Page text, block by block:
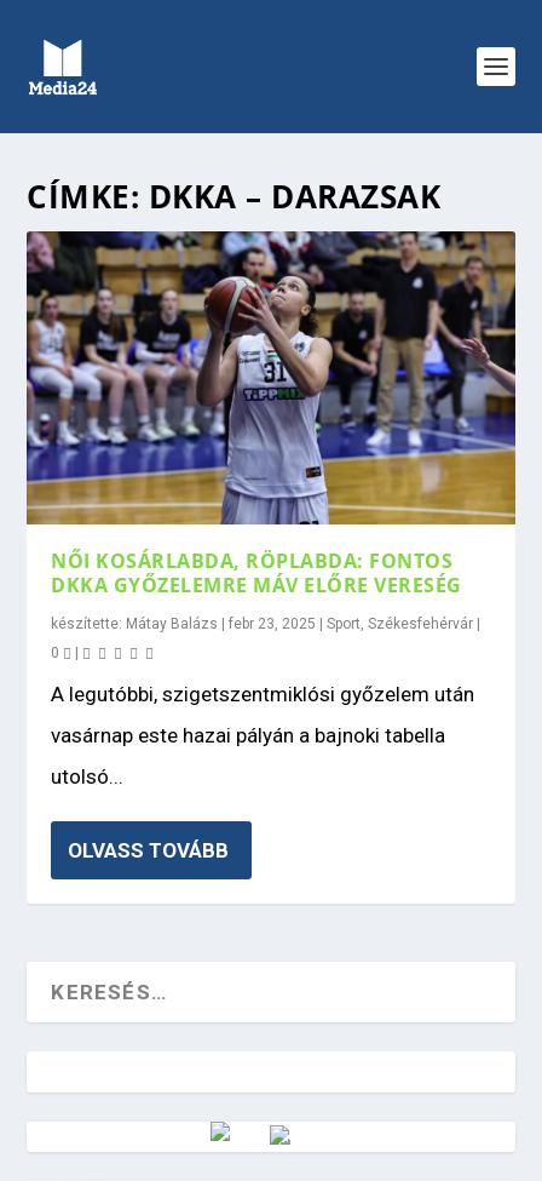
CÍMKE: DKKA – DARAZSAK
NŐI KOSÁRLABDA, RÖPLABDA: FONTOS
DKKA GYŐZELEMRE MÁV ELŐRE VERESÉG
készítette: Mátay Balázs |febr 23, 2025 |Sport ,Székesfehérvár |
0
|
A legutóbbi, szigetszentmiklósi győzelem után
vasárnap este hazai pályán a bajnoki tabella
utolsó...
OLVASS TOVÁBB
Vörösmarty Rádió